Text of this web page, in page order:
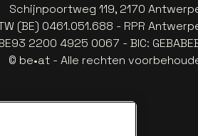
Schijnpoortweg 119, 2170
(BE) 0461.051.688 - RPR
2200 4925 0067 - BIC:
© be•at - Alle rechten